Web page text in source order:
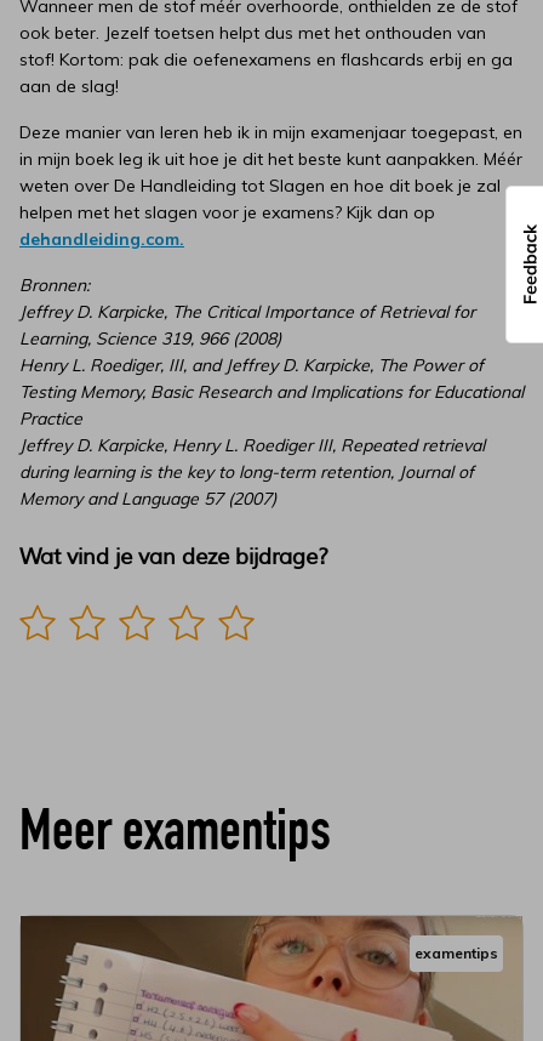
Wanneer men de stof méér overhoorde, onthielden ze de stof
ook beter. Jezelf toetsen helpt dus met het onthouden van
stof! Kortom: pak die oefenexamens en flashcards erbij en ga
aan de slag!
Deze manier van leren heb ik in mijn examenjaar toegepast, en
in mijn boek leg ik uit hoe je dit het beste kunt aanpakken. Méér
weten over De Handleiding tot Slagen en hoe dit boek je zal
helpen met het slagen voor je examens? Kijk dan op
dehandleiding.com.
Bronnen:
Jeffrey D. Karpicke, The Critical Importance of Retrieval for
Learning, Science 319, 966 (2008)
Henry L. Roediger, III, and Jeffrey D. Karpicke, The Power of
Testing Memory, Basic Research and Implications for Educational
Practice
Jeffrey D. Karpicke, Henry L. Roediger III, Repeated retrieval
during learning is the key to long-term retention, Journal of
Memory and Language 57 (2007)
Meer examentips
examentips